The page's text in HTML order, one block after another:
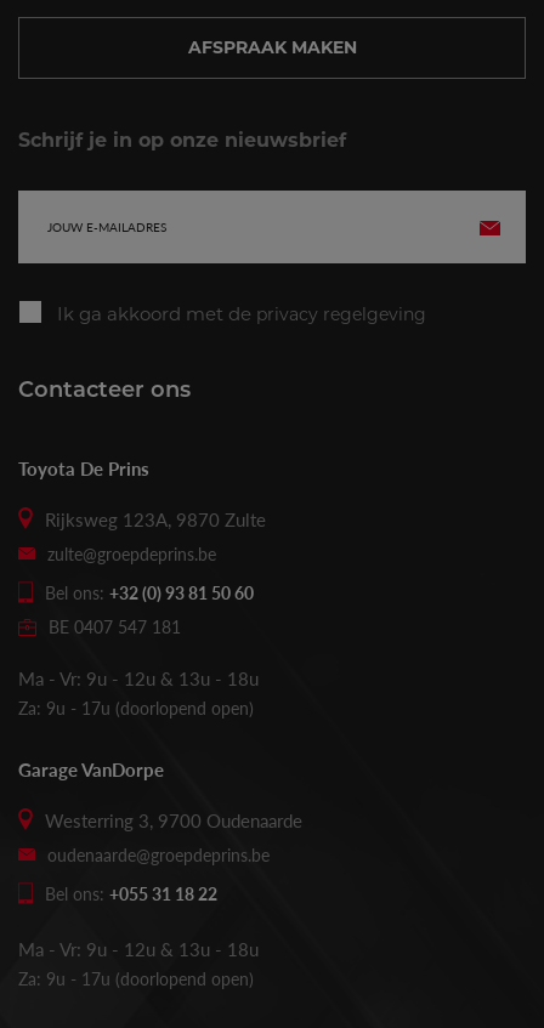
AFSPRAAK MAKEN
Schrijf je in op onze nieuwsbrief
mailadres
Ik ga akkoord met de privacy regelgeving
Contacteer ons
Toyota De Prins
Rijksweg 123A, 9870 Zulte
zulte@groepdeprins.be
Bel ons: +32 (0) 93 81 50 60
BE 0407 547 181
Ma - Vr: 9u - 12u & 13u - 18u
Za: 9u - 17u (doorlopend open)
Garage VanDorpe
Westerring 3, 9700 Oudenaarde
oudenaarde@groepdeprins.be
Bel ons: +055 31 18 22
Ma - Vr: 9u - 12u & 13u - 18u
Za: 9u - 17u (doorlopend open)